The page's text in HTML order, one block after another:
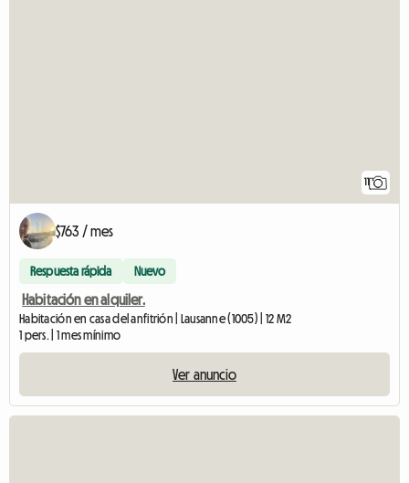
$763 / mes
Respuesta rápida Nuevo
Habitación en alquiler.
Habitación en casa del anfitrión | Lausanne (1005) | 12 M2
1 pers. | 1 mes mínimo
Ver anuncio